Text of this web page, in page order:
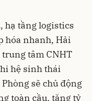
hạ tầng logistics
hóa nhanh, Hải
tâm CNHT
hệ sinh thái
sẽ chủ động
toàn cầu, tăng tỷ